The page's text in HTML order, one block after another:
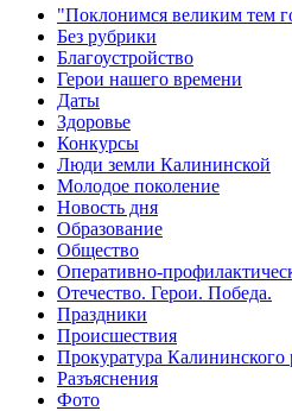
"Поклонимся великим тем
Без рубрики
Благоустройство
Герои нашего времени
Даты
Здоровье
Конкурсы
Люди земли Калининской
Молодое поколение
Новость дня
Образование
Общество
Оперативно-
Отечество. Герои. Победа.
Праздники
Происшествия
Прокуратура
Разъяснения
Фото